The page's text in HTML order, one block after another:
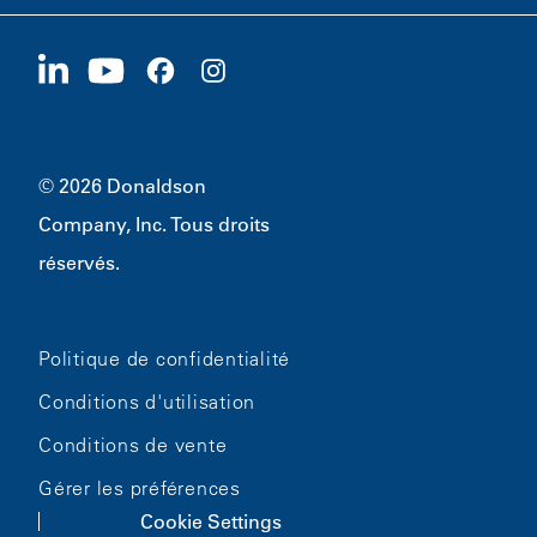
Fournisseurs
Développement durable
1400 W 94th Street
© 2026 Donaldson
Company, Inc. Tous droits
réservés.
Politique de confidentialité
Conditions d'utilisation
Conditions de vente
Gérer les préférences
Cookie Settings